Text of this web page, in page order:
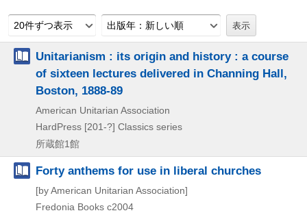
20件ずつ表示 出版年：新しい順
Unitarianism : its origin and history : a course
of sixteen lectures delivered in Channing Hall,
Boston, 1888-89
American Unitarian Association
HardPress [201-?] Classics series
所蔵館1館
Forty anthems for use in liberal churches
[by American Unitarian Association]
Fredonia Books c2004